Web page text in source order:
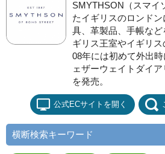
SMYTHSON（スマイ
たイギリスのロンド
具、革製品、手帳な
ギリス王室やイギリ
08年には初めて外出
ェザーウェイトダイ
を発売。
公式ECサイトを開く
横断検索キーワード